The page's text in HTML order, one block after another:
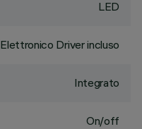
LED
Elettronico Driver incluso
Integrato
On/off